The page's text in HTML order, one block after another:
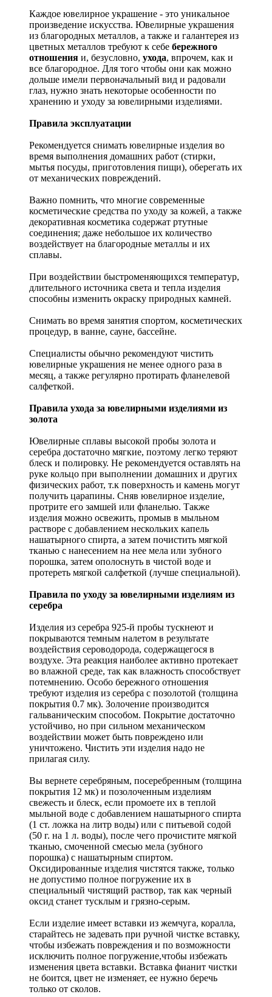
Каждое ювелирное украшение - это уникальное
произведение искусства. Ювелирные украшения
из благородных металлов, а также и галантерея из
цветных металлов требуют к себе бережного
отношения и, безусловно, ухода, впрочем, как и
все благородное. Для того чтобы они как можно
дольше имели первоначальный вид и радовали
глаз, нужно знать некоторые особенности по
хранению и уходу за ювелирными изделиями.
Правила эксплуатации
Рекомендуется снимать ювелирные изделия во
время выполнения домашних работ (стирки,
мытья посуды, приготовления пищи), оберегать их
от механических повреждений.
Важно помнить, что многие современные
косметические средства по уходу за кожей, а также
декоративная косметика содержат ртутные
соединения; даже небольшое их количество
воздействует на благородные металлы и их
сплавы.
При воздействии быстроменяющихся температур,
длительного источника света и тепла изделия
способны изменить окраску природных камней.
Снимать во время занятия спортом, косметических
процедур, в ванне, сауне, бассейне.
Специалисты обычно рекомендуют чистить
ювелирные украшения не менее одного раза в
месяц, а также регулярно протирать фланелевой
салфеткой.
Правила ухода за ювелирными изделиями из
золота
Ювелирные сплавы высокой пробы золота и
серебра достаточно мягкие, поэтому легко теряют
блеск и полировку. Не рекомендуется оставлять на
руке кольцо при выполнении домашних и других
физических работ, т.к поверхность и камень могут
получить царапины. Сняв ювелирное изделие,
протрите его замшей или фланелью. Также
изделия можно освежить, промыв в мыльном
растворе с добавлением нескольких капель
нашатырного спирта, а затем почистить мягкой
тканью с нанесением на нее мела или зубного
порошка, затем ополоснуть в чистой воде и
протереть мягкой салфеткой (лучше специальной).
Правила по уходу за ювелирными изделиям из
серебра
Изделия из серебра 925-й пробы тускнеют и
покрываются темным налетом в результате
воздействия сероводорода, содержащегося в
воздухе. Эта реакция наиболее активно протекает
во влажной среде, так как влажность способствует
потемнению. Особо бережного отношения
требуют изделия из серебра с позолотой (толщина
покрытия 0.7 мк). Золочение производится
гальваническим способом. Покрытие достаточно
устойчиво, но при сильном механическом
воздействии может быть повреждено или
уничтожено. Чистить эти изделия надо не
прилагая силу.
Вы вернете серебряным, посеребренным (толщина
покрытия 12 мк) и позолоченным изделиям
свежесть и блеск, если промоете их в теплой
мыльной воде с добавлением нашатырного спирта
(1 ст. ложка на литр воды) или с питьевой содой
(50 г. на 1 л. воды), после чего прочистите мягкой
тканью, смоченной смесью мела (зубного
порошка) с нашатырным спиртом.
Оксидированные изделия чистятся также, только
не допустимо полное погружение их в
специальный чистящий раствор, так как черный
оксид станет тусклым и грязно-серым.
Если изделие имеет вставки из жемчуга, коралла,
старайтесь не задевать при ручной чистке вставку,
чтобы избежать повреждения и по возможности
исключить полное погружение,чтобы избежать
изменения цвета вставки. Вставка фианит чистки
не боится, цвет не изменяет, ее нужно беречь
только от сколов.